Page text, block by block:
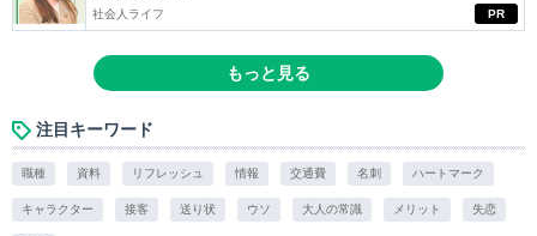
PR
社会人ライフ
もっと見る
注目キーワード
職種 資料 リフレッシュ 情報 交通費 名刺 ハートマーク
キャラクター 接客 送り状 ウソ 大人の常識 メリット 失恋